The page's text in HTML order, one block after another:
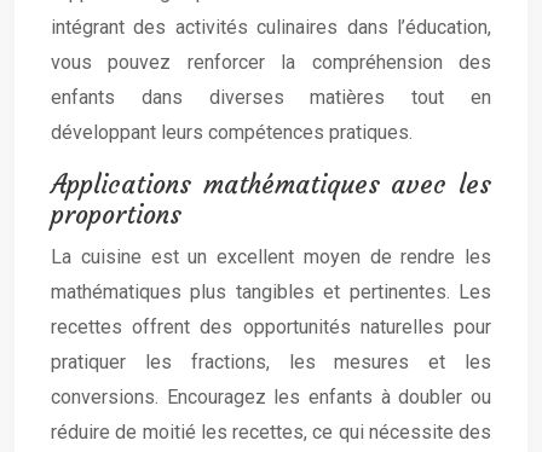
intégrant des activités culinaires dans l’éducation,
vous pouvez renforcer la compréhension des
enfants dans diverses matières tout en
développant leurs compétences pratiques.
Applications mathématiques avec les
proportions
La cuisine est un excellent moyen de rendre les
mathématiques plus tangibles et pertinentes. Les
recettes offrent des opportunités naturelles pour
pratiquer les fractions, les mesures et les
conversions. Encouragez les enfants à doubler ou
réduire de moitié les recettes, ce qui nécessite des